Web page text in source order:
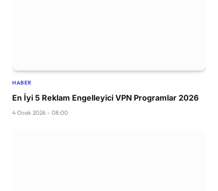
HABER
En İyi 5 Reklam Engelleyici VPN Programlar 2026
4 Ocak 2026 - 08:00